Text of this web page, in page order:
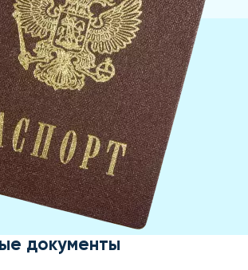
документы